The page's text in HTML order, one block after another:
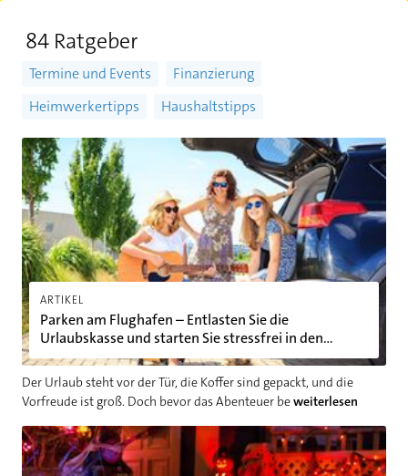
84 Ratgeber
Termine und Events
Finanzierung
Heimwerkertipps
Haushaltstipps
ARTIKEL
Parken am Flughafen – Entlasten Sie die
Urlaubskasse und starten Sie stressfrei in den
Urlaub
Der Urlaub steht vor der Tür, die Koffer sind gepackt, und die
Vorfreude ist groß. Doch bevor das Abenteuer beweiterlesen
Parken am Flughafen – Entlasten Sie die Urlaubskasse und
Halloween mal anders: 5 kreative Ideen für Ihr Fest